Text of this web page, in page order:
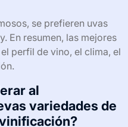
prosperan en
como Pinot Noir
crucial. Suelos con
mayoría de las
de vinificación influye en